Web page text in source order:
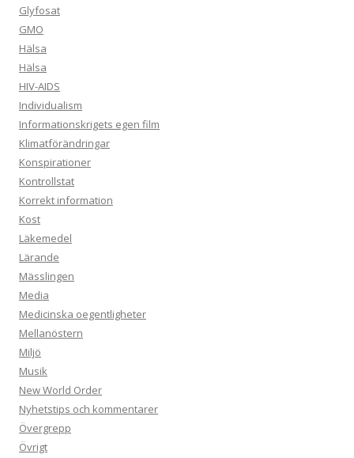
Glyfosat
GMO
Hälsa
Hälsa
HIV-AIDS
Individualism
Informationskrigets egen film
Klimatförändringar
Konspirationer
Kontrollstat
Korrekt information
Kost
Läkemedel
Lärande
Mässlingen
Media
Medicinska oegentligheter
Mellanöstern
Miljö
Musik
New World Order
Nyhetstips och kommentarer
Övergrepp
Övrigt